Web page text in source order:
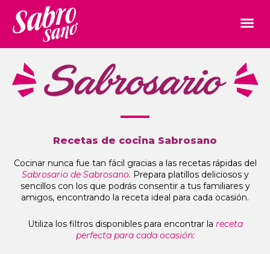
Recetas de cocina Sabrosano
Cocinar nunca fue tan fácil gracias a las recetas rápidas del
Sabrosario de Sabrosano. Prepara platillos deliciosos y
sencillos con los que podrás consentir a tus familiares y
amigos, encontrando la receta ideal para cada ocasión.
Utiliza los filtros disponibles para encontrar la receta
perfecta para cada ocasión: